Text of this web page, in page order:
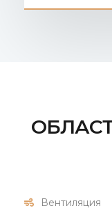
Вентиляция